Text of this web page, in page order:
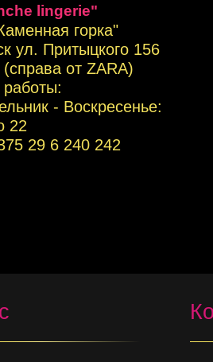
lingerie"
горка"
ул. Притыцкого 156
от ZARA)
- Воскресенье:
22
29 6 240 242